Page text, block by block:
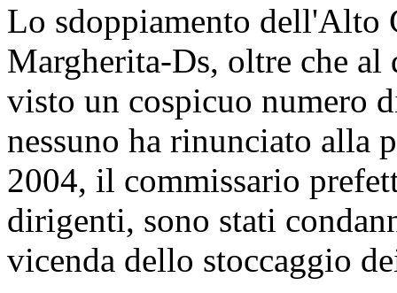
Lo sdoppiamento dell'Alto
Margherita-Ds, oltre che
visto un cospicuo numero
nessuno ha rinunciato alla
2004, il commissario
dirigenti, sono stati
vicenda dello stoccaggio